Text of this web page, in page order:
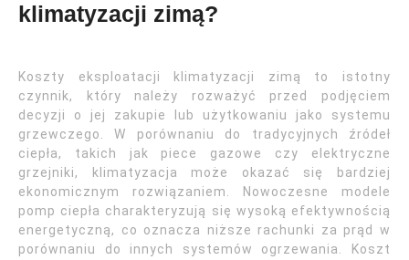
klimatyzacji zimą?
Koszty eksploatacji klimatyzacji zimą to istotny
czynnik, który należy rozważyć przed podjęciem
decyzji o jej zakupie lub użytkowaniu jako systemu
grzewczego. W porównaniu do tradycyjnych źródeł
ciepła, takich jak piece gazowe czy elektryczne
grzejniki, klimatyzacja może okazać się bardziej
ekonomicznym rozwiązaniem. Nowoczesne modele
pomp ciepła charakteryzują się wysoką efektywnością
energetyczną, co oznacza niższe rachunki za prąd w
porównaniu do innych systemów ogrzewania. Koszt